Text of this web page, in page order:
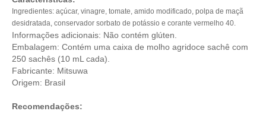
Ingredientes: açúcar, vinagre, tomate, amido modificado, polpa de maçã
desidratada, conservador sorbato de potássio e corante vermelho 40.
Informações adicionais: Não contém glúten.
Embalagem: Contém uma caixa de molho agridoce sachê com
250 sachês (10 mL cada).
Fabricante: Mitsuwa
Origem: Brasil
Recomendações: